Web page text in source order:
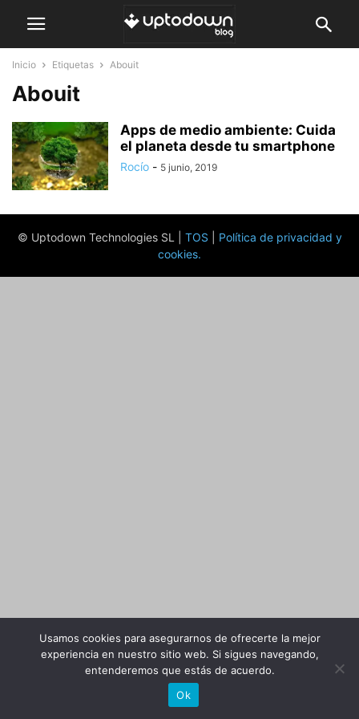
Inicio Etiquetas Abouit
Abouit
Apps de medio ambiente: Cuida
el planeta desde tu smartphone
Rocío - 5 junio, 2019
© Uptodown Technologies SL | TOS
Política de privacidad y
cookies.
Usamos cookies para asegurarnos de ofrecerte la mejor
experiencia en nuestro sitio web. Si sigues navegando,
entenderemos que estás de acuerdo.
Ok